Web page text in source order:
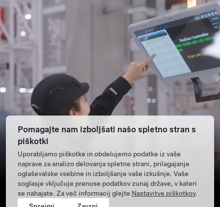
Pomagajte nam izboljšati našo spletno stran s
piškotki
Uporabljamo piškotke in obdelujemo podatke iz vaše
naprave za analizo delovanja spletne strani, prilagajanje
oglaševalske vsebine in izboljšanje vaše izkušnje. Vaše
soglasje vključuje prenose podatkov zunaj države, v kateri
se nahajate. Za več informacij glejte Nastavitve piškotkov.